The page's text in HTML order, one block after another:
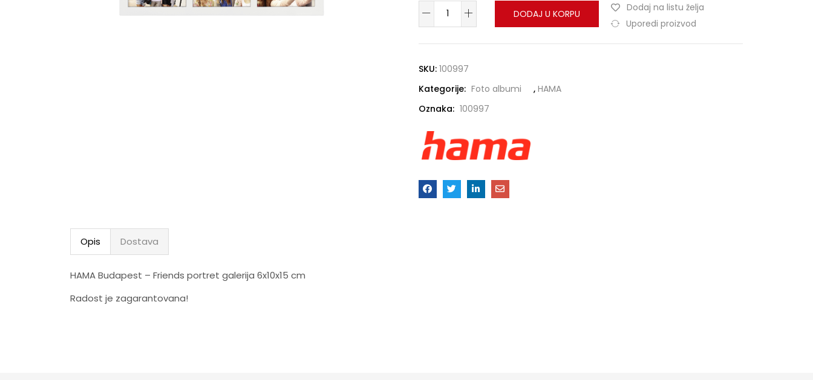
DODAJ U KORPU
Dodaj na listu želja
Uporedi proizvod
SKU: 100997
Kategorije: Foto albumi , HAMA
Oznaka: 100997
Opis Dostava
HAMA Budapest – Friends portret galerija 6x10x15 cm
Radost je zagarantovana!